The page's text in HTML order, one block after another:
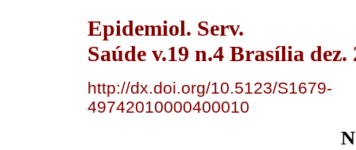
Epidemiol. Serv.
Saúde v.19 n.4 Brasília dez.
http://dx.doi.org/10.5123/S1679-
49742010000400010